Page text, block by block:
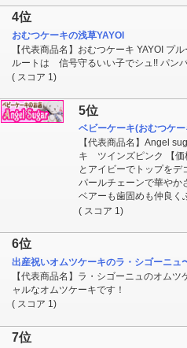
4位
おむつケーキの浅草YAYOI
【代表商品名】おむつケーキ YAYOI プ
ルートは 信号守るいい子でシュ!! パン
( スコア 1)
5位
ベビーケーキ(おむつケ
【代表商品名】Angel
キ ツインズピンク 【価
とアイビーでトップをデ
パールチェーンで華やか
ベアーも歯固めも仲良く
( スコア 1)
6位
出産祝いオムツケーキのラ・シゴーニュ
【代表商品名】ラ・シゴーニュのオム
ャルなオムツケーキです！
( スコア 1)
7位